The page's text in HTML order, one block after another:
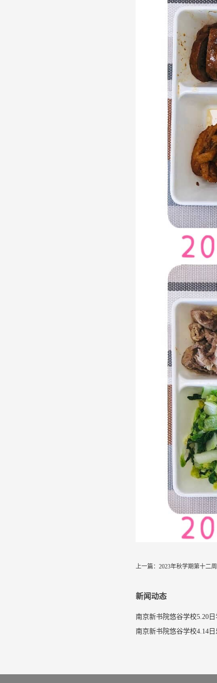
上一篇： 2023年秋学期第十二
新闻动态
南京新书院悠谷学校5.20